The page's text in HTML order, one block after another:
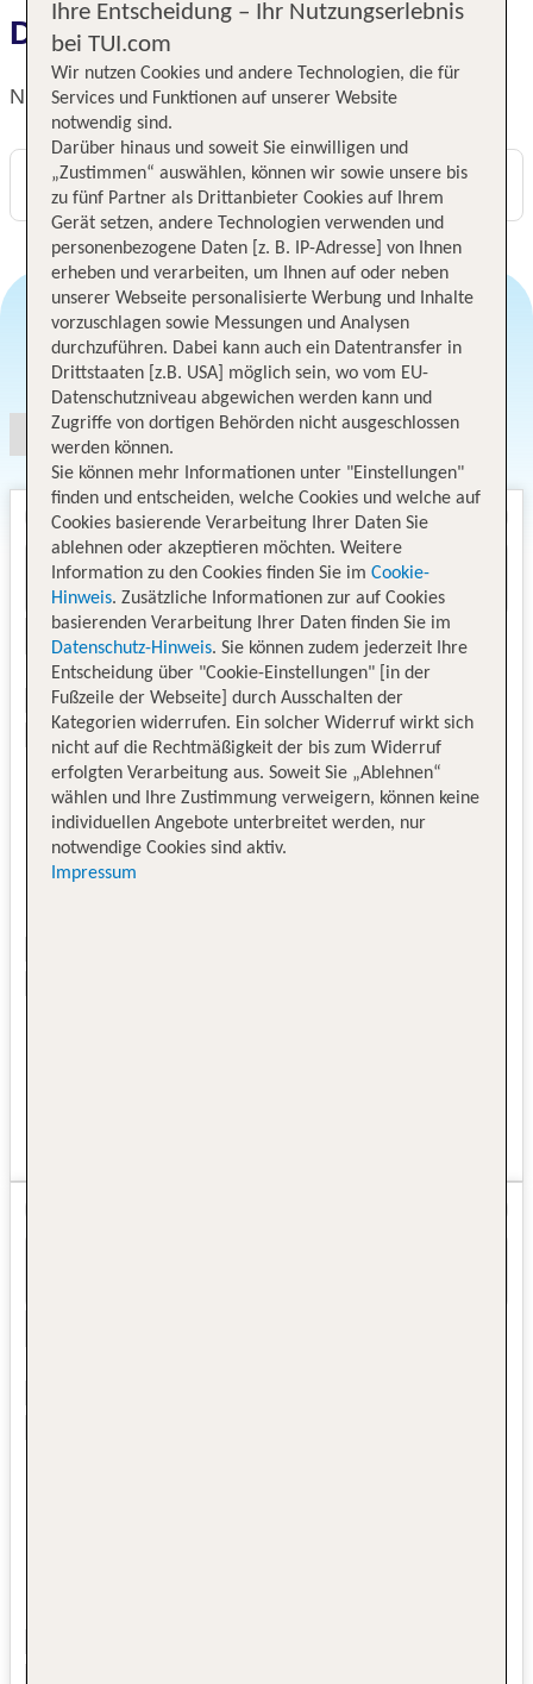
Das erwartet Sie
NH Buenos Aires 9 de Julio
Digitaler und telefonischer 24/7 TUI Service
Angebotsauswahl
Ihre Entscheidung – Ihr Nutzungserlebnis
bei TUI.com
Wir nutzen Cookies und andere Technologien, die für
Services und Funktionen auf unserer Website
notwendig sind.
Darüber hinaus und soweit Sie einwilligen und
„Zustimmen“ auswählen, können wir sowie unsere bis
zu fünf Partner als Drittanbieter Cookies auf Ihrem
Gerät setzen, andere Technologien verwenden und
personenbezogene Daten [z. B. IP-Adresse] von Ihnen
erheben und verarbeiten, um Ihnen auf oder neben
unserer Webseite personalisierte Werbung und Inhalte
vorzuschlagen sowie Messungen und Analysen
durchzuführen. Dabei kann auch ein Datentransfer in
Drittstaaten [z.B. USA] möglich sein, wo vom EU-
Datenschutzniveau abgewichen werden kann und
Zugriffe von dortigen Behörden nicht ausgeschlossen
werden können.
Sie können mehr Informationen unter "Einstellungen"
finden und entscheiden, welche Cookies und welche auf
Cookies basierende Verarbeitung Ihrer Daten Sie
ablehnen oder akzeptieren möchten. Weitere
Information zu den Cookies finden Sie im Cookie-
Hinweis. Zusätzliche Informationen zur auf Cookies
basierenden Verarbeitung Ihrer Daten finden Sie im
Datenschutz-Hinweis. Sie können zudem jederzeit Ihre
Entscheidung über "Cookie-Einstellungen" [in der
Fußzeile der Webseite] durch Ausschalten der
Kategorien widerrufen. Ein solcher Widerruf wirkt sich
nicht auf die Rechtmäßigkeit der bis zum Widerruf
erfolgten Verarbeitung aus. Soweit Sie „Ablehnen“
wählen und Ihre Zustimmung verweigern, können keine
individuellen Angebote unterbreitet werden, nur
notwendige Cookies sind aktiv.
Impressum